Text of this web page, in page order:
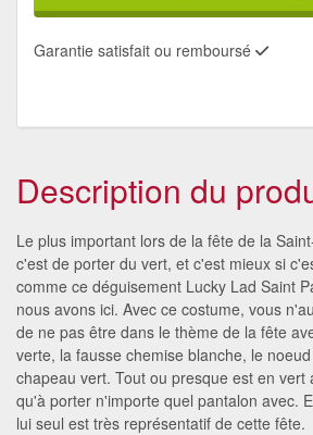
Garantie satisfait ou remboursé
Description du
Le plus important lors de la fête de la
c'est de porter du vert, et c'est mieux si
comme ce déguisement Lucky Lad Saint
nous avons ici. Avec ce costume, vous
de ne pas être dans le thème de la fête
verte, la fausse chemise blanche, le
chapeau vert. Tout ou presque est en vert
qu'à porter n'importe quel pantalon avec.
lui seul est très représentatif de cette fête.